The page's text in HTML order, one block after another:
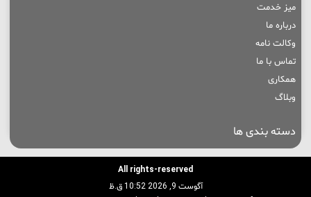
میز خدمت
درباره ما
وکالت نامه
تماس با ما
همکاری
وبلاگ
دسته بندی ها
All rights-reserved
آگوست 9, 2026 10:52 ق.ظ